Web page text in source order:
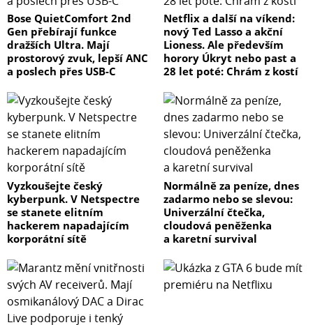
Bose QuietComfort 2nd
Gen přebírají funkce
dražších Ultra. Mají
prostorový zvuk, lepší ANC
a poslech přes USB-C
Netflix a další na víkend:
nový Ted Lasso a akční
Lioness. Ale především
horory Úkryt nebo past a
28 let poté: Chrám z kostí
Vyzkoušejte český
kyberpunk. V Netspectre
se stanete elitním
hackerem napadajícím
korporátní sítě
Normálně za peníze, dnes
zadarmo nebo se slevou:
Univerzální čtečka,
cloudová peněženka
a karetní survival